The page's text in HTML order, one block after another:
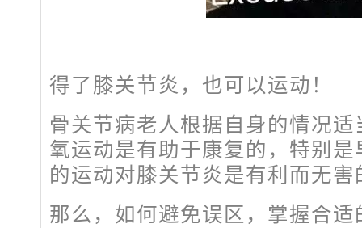
得了膝关节炎，也可以运动！
骨关节病老人根据自身的情况
氧运动是有助于康复的，特别
的运动对膝关节炎是有利而无害
那么，如何避免误区，掌握合